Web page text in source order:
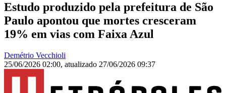
Estudo produzido pela prefeitura de São
Paulo apontou que mortes cresceram
19% em vias com Faixa Azul
Demétrio Vecchioli
25/06/2026 02:00, atualizado 27/06/2026 09:37